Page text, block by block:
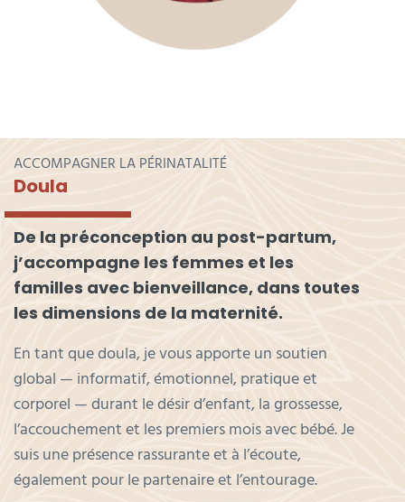
ACCOMPAGNER LA PÉRINATALITÉ
Doula
De la préconception au post-partum,
j’accompagne les femmes et les
familles avec bienveillance, dans toutes
les dimensions de la maternité.
En tant que doula, je vous apporte un soutien
global — informatif, émotionnel, pratique et
corporel — durant le désir d’enfant, la grossesse,
l’accouchement et les premiers mois avec bébé. Je
suis une présence rassurante et à l’écoute,
également pour le partenaire et l’entourage.